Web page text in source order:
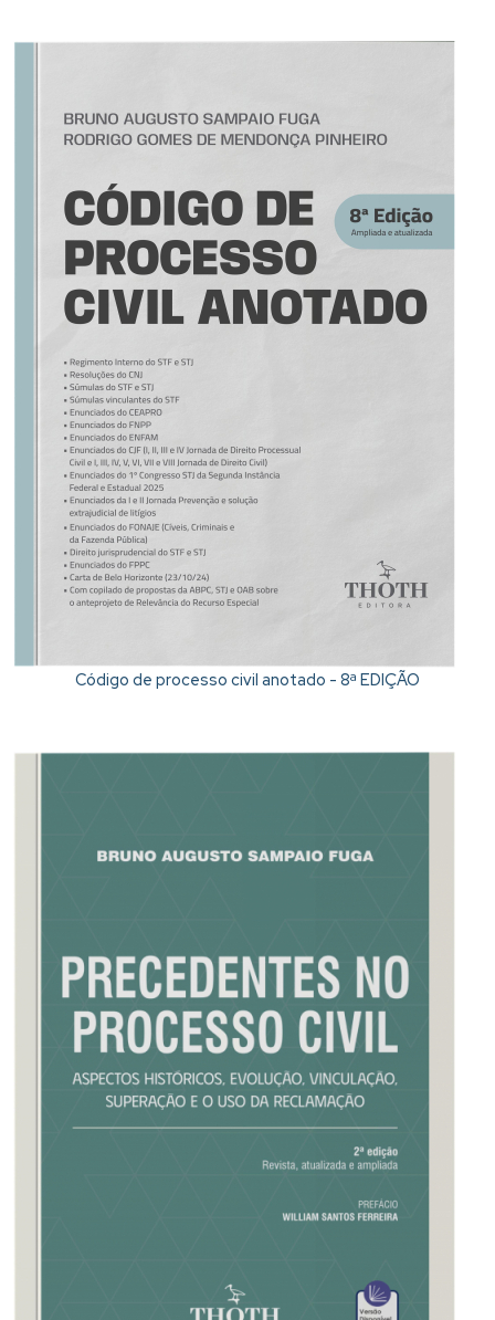
Código de processo civil anotado - 8ª EDIÇÃO